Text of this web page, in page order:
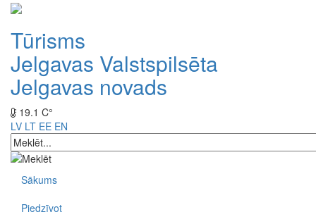
Tūrisms
Jelgavas Valstspilsēta
Jelgavas novads
19.1 C°
LV LT EE EN
Sākums
Piedzīvot